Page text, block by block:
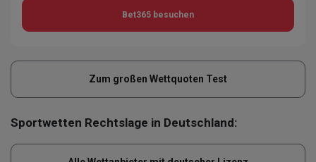
Bet365 besuchen
Zum großen Wettquoten Test
Sportwetten Rechtslage in Deutschland: